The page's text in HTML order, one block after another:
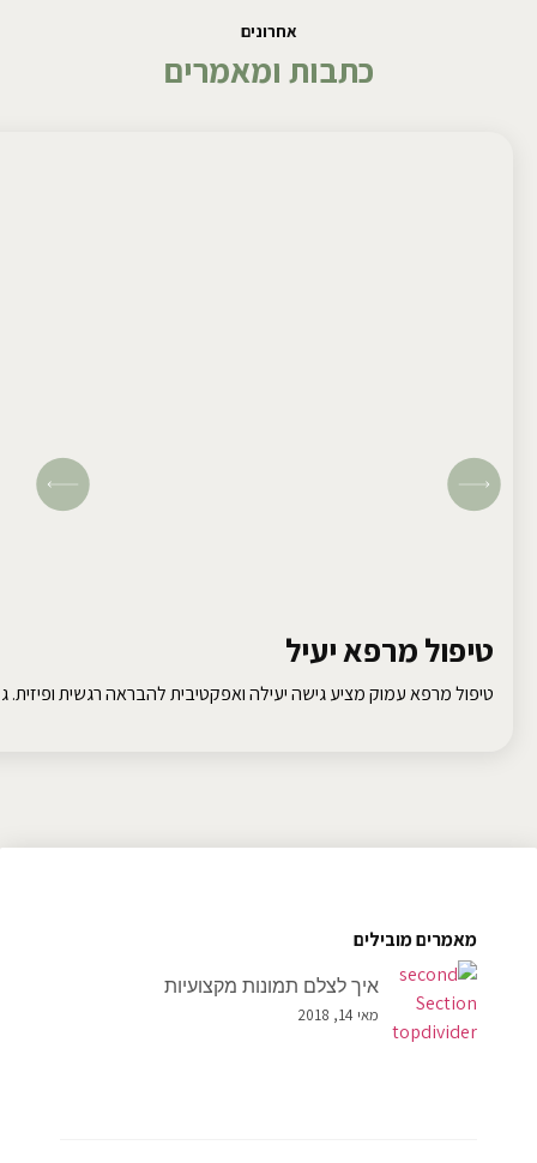
אחרונים
כתבות ומאמרים
טיפול מרפא יעיל
טיפול מרפא עמוק מציע גישה יעילה ואפקטיבית להבראה רגשית ופיזית.
מאמרים מובילים
איך לצלם תמונות מקצועיות
מאי 14, 2018